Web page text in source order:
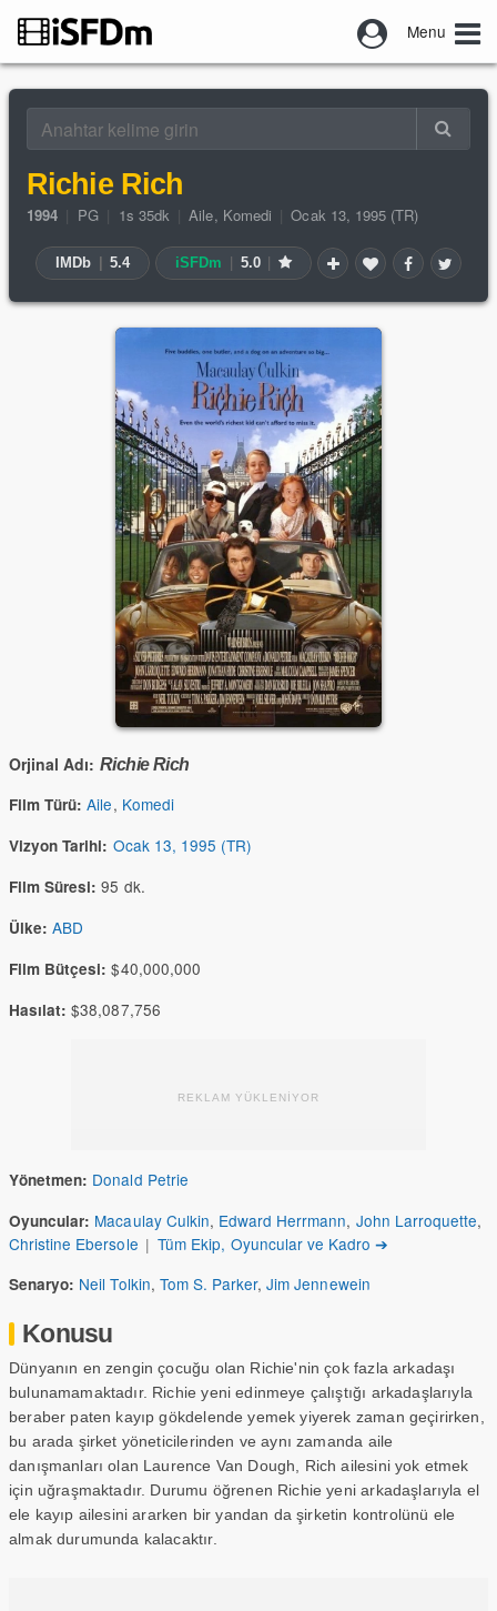
Menu
Richie Rich
1994 PG 1s 35dk Aile, Komedi Ocak 13, 1995 (TR)
IMDb 5.4 iSFDm 5.0
Orjinal Adı: Richie Rich
Film Türü: Aile, Komedi
Vizyon Tarihi: Ocak 13, 1995 (TR)
Film Süresi: 95 dk.
Ülke: ABD
Film Bütçesi: $40,000,000
Hasılat: $38,087,756
REKLAM YÜKLENİYOR
Yönetmen: Donald Petrie
Oyuncular: Macaulay Culkin, Edward Herrmann, John Larroquette,
Christine Ebersole | Tüm Ekip, Oyuncular ve Kadro ➔
Senaryo: Neil Tolkin, Tom S. Parker,Jim Jennewein
Konusu
Dünyanın en zengin çocuğu olan Richie'nin çok fazla arkadaşı
bulunamamaktadır. Richie yeni edinmeye çalıştığı arkadaşlarıyla
beraber paten kayıp gökdelende yemek yiyerek zaman geçirirken,
bu arada şirket yöneticilerinden ve aynı zamanda aile
danışmanları olan Laurence Van Dough, Rich ailesini yok etmek
için uğraşmaktadır. Durumu öğrenen Richie yeni arkadaşlarıyla el
ele kayıp ailesini ararken bir yandan da şirketin kontrolünü ele
almak durumunda kalacaktır.